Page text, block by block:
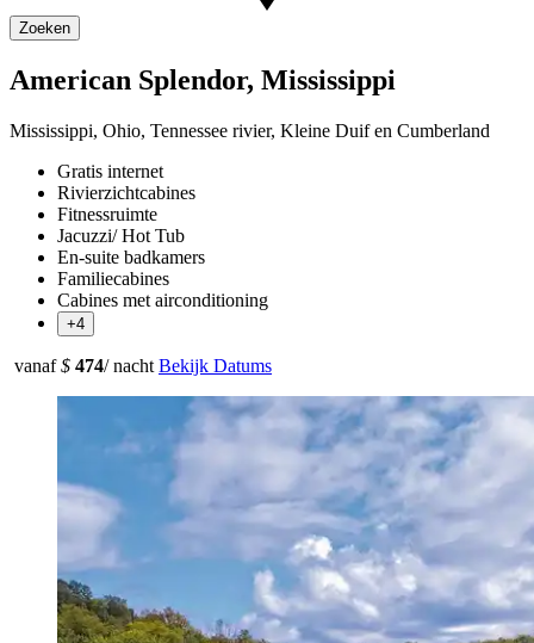
Zoeken
American Splendor, Mississippi
Mississippi, Ohio, Tennessee rivier, Kleine Duif en Cumberland
Gratis internet
Rivierzichtcabines
Fitnessruimte
Jacuzzi/ Hot Tub
En-suite badkamers
Familiecabines
Cabines met airconditioning
+4
vanaf$ 474/ nacht Bekijk Datums